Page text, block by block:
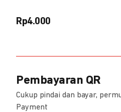
Rp4.000
Pembayaran QR
Cukup pindai dan bayar,
Payment